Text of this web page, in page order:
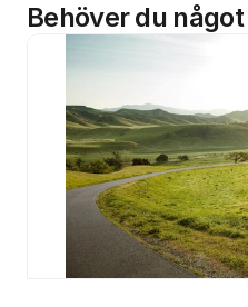
Behöver du